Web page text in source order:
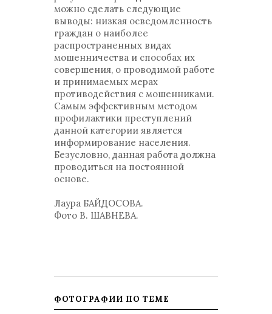
можно сделать следующие
выводы: низкая осведомленность
граждан о наиболее
распространенных видах
мошенничества и способах их
совершения, о проводимой работе
и принимаемых мерах
противодействия с мошенниками.
Самым эффективным методом
профилактики преступлений
данной категории является
информирование населения.
Безусловно, данная работа должна
проводиться на постоянной
основе.
Лаура БАЙДОСОВА.
Фото В. ШАВНЕВА.
ФОТОГРАФИИ ПО ТЕМЕ